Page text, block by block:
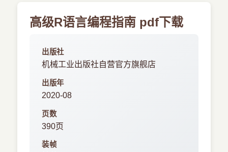
高级R语言编程指南 pdf下载
出版社
机械工业出版社自营官方旗舰店
出版年
2020-08
页数
390页
装帧